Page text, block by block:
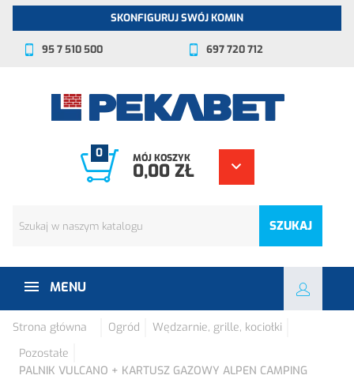
SKONFIGURUJ SWÓJ KOMIN
95 7 510 500 697 720 712
SZUKAJ
0 MÓJ KOSZYK
0,00 ZŁ
MENU
Strona główna Ogród
Wędzarnie, grille, kociołki
Pozostałe
PALNIK VULCANO + KARTUSZ GAZOWY ALPEN CAMPING